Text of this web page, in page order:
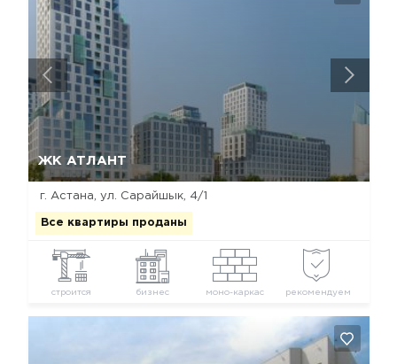
ЖК АТЛАНТ
г. Астана, ул. Сарайшык, 4/1
Все квартиры проданы
строится бизнес моно-каркас рекомендуем
Да, удалить Отмена